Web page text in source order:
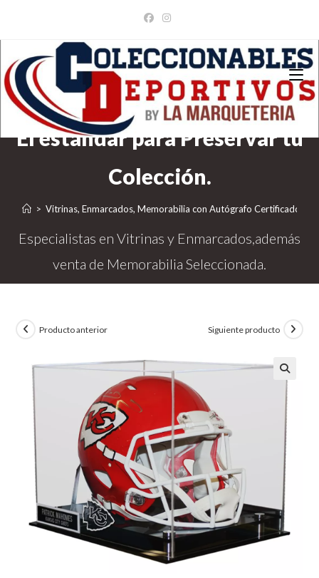
contenido
> Vitrinas, Enmarcados, Memorabilia con Autógrafo Certificado
Producto anterior Siguiente producto
🔍